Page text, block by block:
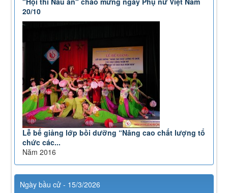
20/10
Lễ bế giảng lớp bồi dưỡng “Nâng cao chất lượng tổ
chức các...
Năm 2016
Ngày bầu cử - 15/3/2026